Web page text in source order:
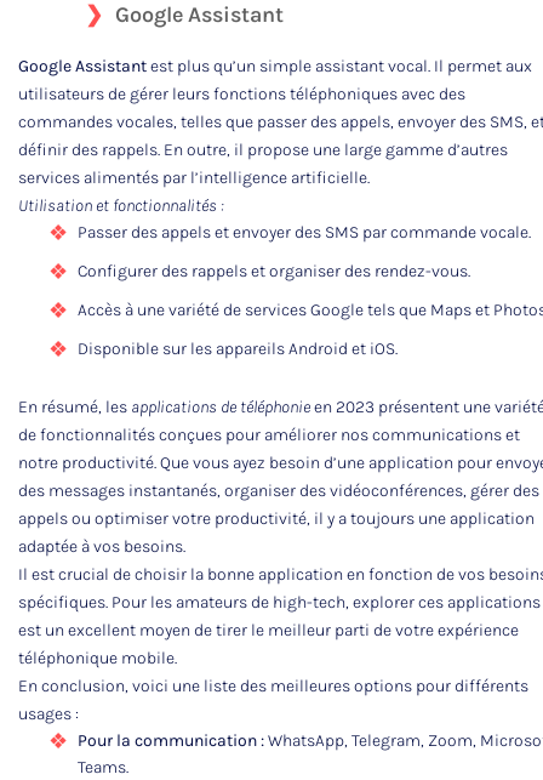
Google Assistant
Google Assistantest plus qu’un simple assistant vocal. Il permet aux
utilisateurs de gérer leurs fonctions téléphoniques avec des
commandes vocales, telles que passer des appels, envoyer des SMS,
définir des rappels. En outre, il propose une large gamme d’autres
services alimentés par l’intelligence artificielle.
Utilisation et fonctionnalités :
Passer des appels et envoyer des SMS par commande vocale.
Configurer des rappels et organiser des rendez-vous.
Accès à une variété de services Google tels que Maps et
Disponible sur les appareils Android et iOS.
En résumé, les applications de téléphonieen 2023 présentent une
de fonctionnalités conçues pour améliorer nos communications et
notre productivité. Que vous ayez besoin d’une application pour
des messages instantanés, organiser des vidéoconférences, gérer des
appels ou optimiser votre productivité, il y a toujours une application
adaptée à vos besoins.
Il est crucial de choisir la bonne application en fonction de vos
spécifiques. Pour les amateurs de high-tech, explorer ces applications
est un excellent moyen de tirer le meilleur parti de votre expérience
téléphonique mobile.
En conclusion, voici une liste des meilleures options pour différents
usages :
Pour la communication :WhatsApp, Telegram, Zoom,
Teams.